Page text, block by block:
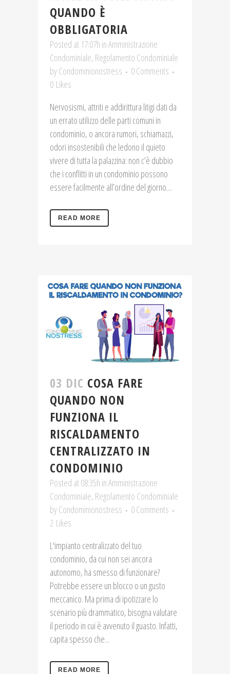
QUANDO È
OBBLIGATORIA
Posted at 17:07h inAmministrazione
Condominiale, Regolamento Condominiale
byCondominionostress
0 Comments
0 Likes
Nervosismi, attriti e addirittura litigi dati da
un errato utilizzo delle parti comuni in
condominio, o ancora rumori, schiamazzi,
odori insostenibili che ledono il quieto
vivere di tutta la palazzina: non c’è dubbio
che i conflitti in un condominio possono
essere facilmente all’ordine del giorno....
READ MORE
03 DIC COSA FARE
QUANDO NON
FUNZIONA IL
RISCALDAMENTO
CENTRALIZZATO IN
CONDOMINIO
Posted at 08:35h inAmministrazione
Condominiale, Regolamento Condominiale
byCondominionostress
0 Comments
2 Likes
L'impianto centralizzato del tuo
condominio, da cui non sei ancora
autonomo, ha smesso di funzionare?
Potrebbe essere un blocco o un gusto
meccanico. Ma prima di ipotizzare lo
scenario più drammatico, bisogna valutare
il periodo in cui è avvenuto il guasto. Infatti,
capita spesso che...
READ MORE